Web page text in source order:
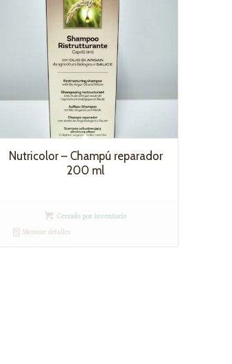
Nutricolor – Champú reparador
200 ml
Cerrado por inventario
Mostrar detalles